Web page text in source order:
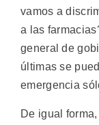
vamos a
a las
general de
últimas se
emergencia
De igual